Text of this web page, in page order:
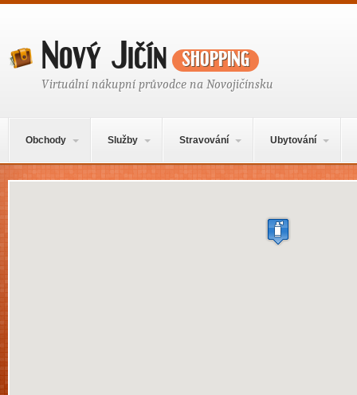
Nový Jičínshopping
Virtuální nákupní průvodce na Novojičínsku
Obchody Služby Stravování Ubytování
Mapa obsahu